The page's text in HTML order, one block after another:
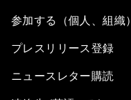
参加する（個人、組織）
プレスリリース登録
ニュースレター購読